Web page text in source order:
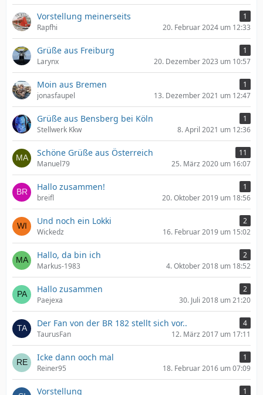
Vorstellung meinerseits
1
Rapfhi
20. Februar 2024 um 12:33
Grüße aus Freiburg
1
Larynx
20. Dezember 2023 um 10:57
Moin aus Bremen
1
jonasfaupel
13. Dezember 2021 um 12:47
Grüße aus Bensberg bei Köln
1
Stellwerk Kkw
8. April 2021 um 12:36
Schöne Grüße aus Österreich
11
Manuel79
25. März 2020 um 16:07
Hallo zusammen!
1
breifl
20. Oktober 2019 um 18:56
Und noch ein Lokki
2
Wickedz
16. Februar 2019 um 15:02
Hallo, da bin ich
2
Markus-1983
4. Oktober 2018 um 18:52
Hallo zusammen
2
Paejexa
30. Juli 2018 um 21:20
Der Fan von der BR 182 stellt sich vor..
4
TaurusFan
12. März 2017 um 17:11
Icke dann ooch mal
1
Reiner95
18. Februar 2016 um 07:09
Vorstellung 1